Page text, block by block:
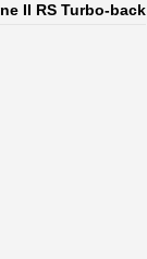
II RS Turbo-back